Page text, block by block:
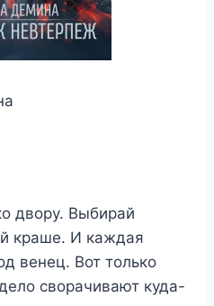
двору. Выбирай
краше. И каждая
венец. Вот только
сворачивают куда-